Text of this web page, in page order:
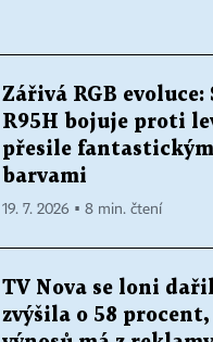
Zářivá RGB evoluce:
R95H bojuje proti
přesile
barvami
19. 7. 2026 ▪ 8 min. čtení
TV Nova se loni
zvýšila o 58